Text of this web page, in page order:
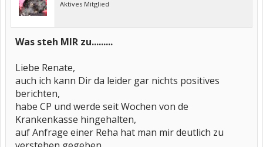
Aktives Mitglied
Was steh MIR zu.........
Liebe Renate,
auch ich kann Dir da leider gar nichts positives
berichten,
habe CP und werde seit Wochen von de
Krankenkasse hingehalten,
auf Anfrage einer Reha hat man mir deutlich zu